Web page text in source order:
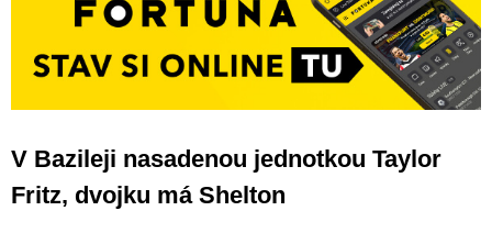
V Bazileji nasadenou jednotkou Taylor
Fritz, dvojku má Shelton